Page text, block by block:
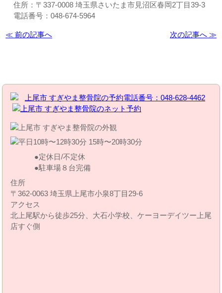
住所：〒337-0008 埼玉県さいたま市見沼区春岡2丁目39-3
電話番号：048-674-5964
≪ 前の記事へ 次の記事へ ≫
定休日/不定休
駐車場８台完備
住所
〒362-0063 埼玉県上尾市小泉8丁目29‐6
アクセス
北上尾駅から徒歩25分、大石小学校、ケーヨーデイツー上尾
店すぐ側